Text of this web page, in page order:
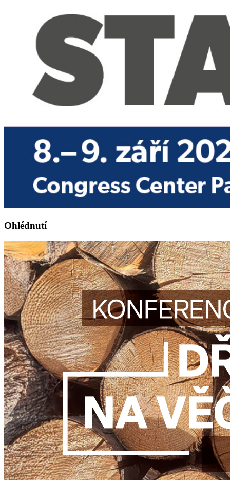
Ohlédnutí